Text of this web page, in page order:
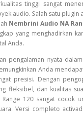
tinggi sangat
audio. Salah satu plugin
Nembrini Audio NA
yang menghadirkan
Anda.
pengalaman nyata
Anda
presisi. Dengan
fleksibel, dan kualitas
120 sangat cocok
Versi completo